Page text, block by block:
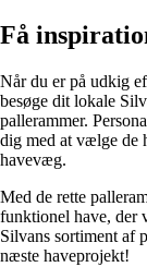
Få
Når du er på udkig
besøge dit lokale
pallerammer.
dig med at vælge de
havevæg.
Med de rette
funktionel have, der
Silvans sortiment af
næste haveprojekt!